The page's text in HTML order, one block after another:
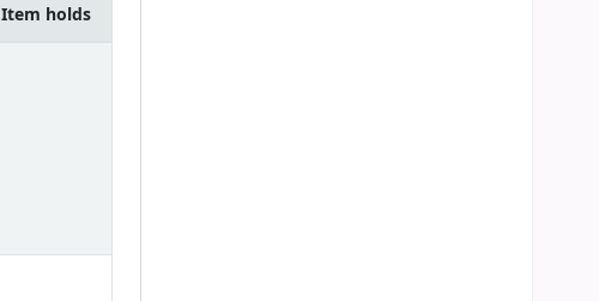
Item holds